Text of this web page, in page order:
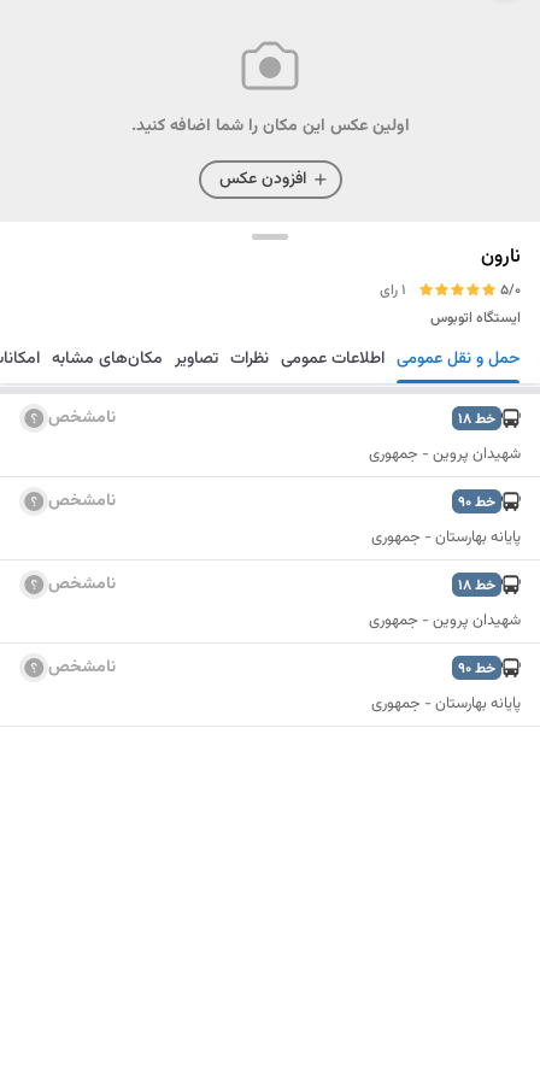
اولین عکس این مکان را شما اضافه کنید.
افزودن عکس
نارون
5/0
1 رای
ایستگاه اتوبوس
مسیریابی ذخیره ارسال حمل و نقل عمومی اطلاعات عمومی نظرات تصاویر مکان‌های مشابه
خط18 نامشخص
شهیدان پروین - جمهوری
خط90 نامشخص
پایانه بهارستان - جمهوری
خط18 نامشخص
شهیدان پروین - جمهوری
خط90 نامشخص
پایانه بهارستان - جمهوری